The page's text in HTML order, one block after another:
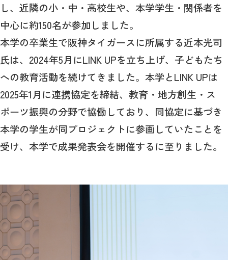
し、近隣の小・中・高校生や、本学学生・関係者を
中心に約150名が参加しました。
本学の卒業生で阪神タイガースに所属する近本光司
氏は、2024年5月にLINK UPを立ち上げ、子どもたち
への教育活動を続けてきました。本学とLINK UPは
2025年1月に連携協定を締結、教育・地方創生・ス
ポーツ振興の分野で協働しており、同協定に基づき
本学の学生が同プロジェクトに参画していたことを
受け、本学で成果発表会を開催するに至りました。